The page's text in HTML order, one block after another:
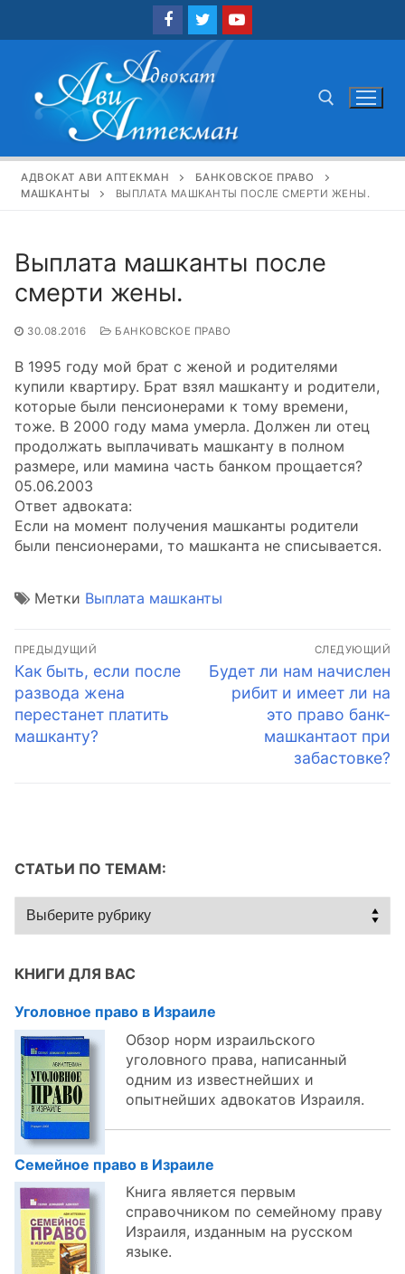
Найти:
АДВОКАТ АВИ АПТЕКМАН
БАНКОВСКОЕ ПРАВО
МАШКАНТЫ
ВЫПЛАТА МАШКАНТЫ ПОСЛЕ СМЕРТИ ЖЕНЫ.
Выплата машканты после
смерти жены.
30.08.2016 БАНКОВСКОЕ ПРАВО
В 1995 году мой брат с женой и родителями
купили квартиру. Брат взял машканту и родители,
которые были пенсионерами к тому времени,
тоже. В 2000 году мама умерла. Должен ли отец
продолжать выплачивать машканту в полном
размере, или мамина часть банком прощается?
05.06.2003
Ответ адвоката:
Если на момент получения машканты родители
были пенсионерами, то машканта не списывается.
Метки Выплата машканты
Навигация
по
записям
ПРЕДЫДУЩИЙ
Предыдущая
запись:
Как быть, если после
развода жена
перестанет платить
машканту?
СЛЕДУЮЩИЙ
Следующая
запись:
Будет ли нам начислен
рибит и имеет ли на
это право банк-
машкантаот при
забастовке?
СТАТЬИ ПО ТЕМАМ:
Статьи
по
КНИГИ ДЛЯ ВАС
Уголовное право в Израиле
Обзор норм израильского
уголовного права, написанный
одним из известнейших и
опытнейших адвокатов Израиля.
Семейное право в Израиле
Книга является первым
справочником по семейному праву
Израиля, изданным на русском
языке.